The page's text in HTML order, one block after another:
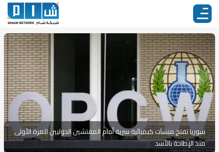
سوريا تفتح منشآت كيميائية سرية أمام المفتشين الدوليين للمرة الأولى
منذ الإطاحة بالأسد